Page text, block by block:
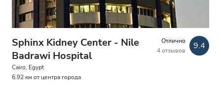
Sphinx Kidney Center - Nile
Badrawi Hospital
Cairo, Egypt
6.92 км от центра города
Отлично
4 отзывов
9.4